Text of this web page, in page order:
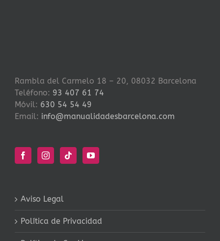
Rambla del Carmelo 18 – 20, 08032 Barcelona
Teléfono: 93 407 61 74
Móvil: 630 54 54 49
Email: info@manualidadesbarcelona.com
Aviso Legal
Política de Privacidad